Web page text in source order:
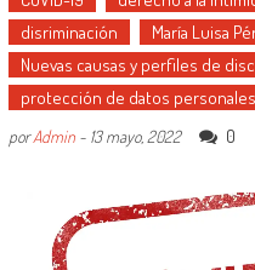
disriminación
María Luisa
Nuevas causas y perfiles de
protección de datos personales
porAdmin- 13 mayo, 2022 0